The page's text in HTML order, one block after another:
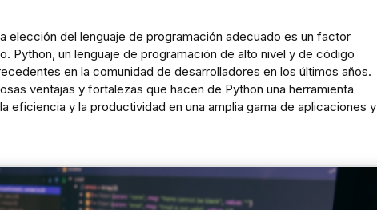
elección del lenguaje de programación adecuado es un factor
Python, un lenguaje de programación de alto nivel y de código
en la comunidad de desarrolladores en los últimos años.
ventajas y fortalezas que hacen de Python una herramienta
eficiencia y la productividad en una amplia gama de aplicaciones y